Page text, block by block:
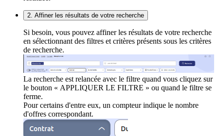
2. Affiner les résultats de votre recherche
Si besoin, vous pouvez affiner les résultats de votre recherche
en sélectionnant des filtres et critères présents sous les critères
de recherche.
La recherche est relancée avec le filtre quand vous cliquez sur
le bouton « APPLIQUER LE FILTRE » ou quand le filtre se
ferme.
Pour certains d'entre eux, un compteur indique le nombre
d'offres correspondant.